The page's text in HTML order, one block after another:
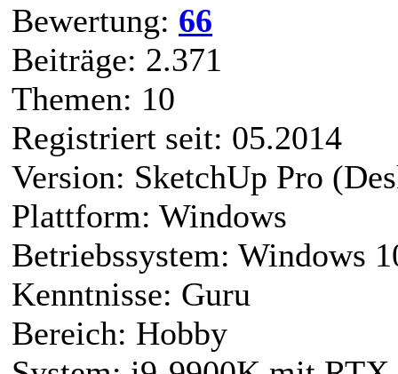
Bewertung: 66
Beiträge: 2.371
Themen: 10
Registriert seit: 05.2014
Version: SketchUp Pro
Plattform: Windows
Betriebssystem: Windows
Kenntnisse: Guru
Bereich: Hobby